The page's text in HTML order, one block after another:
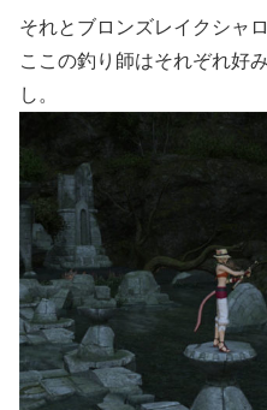
それとブロンズレイクシャ
ここの釣り師はそれぞれ好
し。